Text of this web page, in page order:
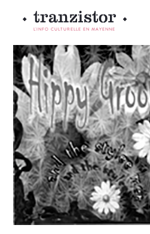
L'INFO CULTURELLE EN MAYENNE